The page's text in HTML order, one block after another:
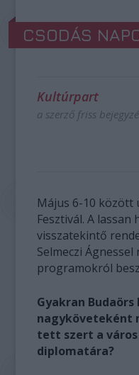
CSODÁS
Kultúrpart
a szerző friss
Május 6-10 között
Fesztivál. A lassan
visszatekintő
Selmeczi Ágnessel
programokról
Gyakran
nagyköveteként
tett szert a
diplomatára?